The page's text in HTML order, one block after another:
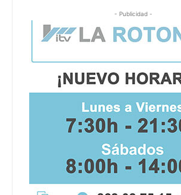
- Publicidad -